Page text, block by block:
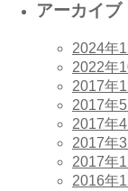
アーカイブ
2024年
2022年
2017年
2017年5
2017年4
2017年3
2017年1
2016年